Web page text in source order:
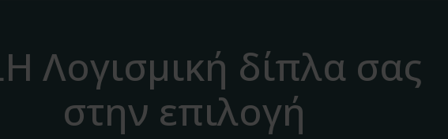
Λογισμική δίπλα σας
στην επιλογή